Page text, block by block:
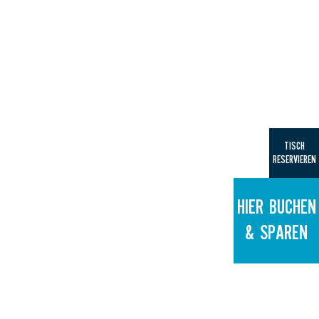
TISCH
RESERVIEREN
HIER BUCHEN
& SPAREN